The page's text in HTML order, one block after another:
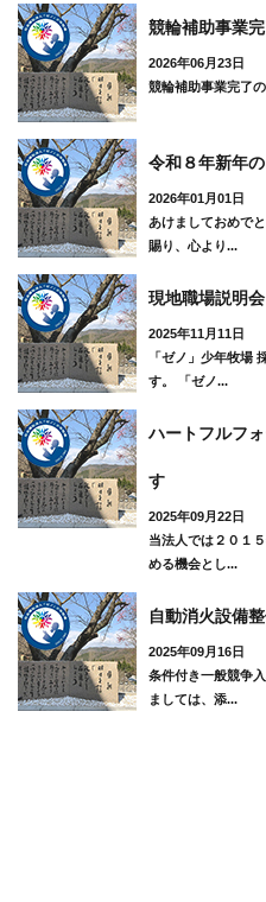
競輪補助事業
2026年06月23日
競輪補助事業完了
令和８年新年
2026年01月01日
あけましておめで
賜り、心より...
現地職場説明
2025年11月11日
「ゼノ」少年牧場
す。 「ゼノ...
ハートフルフ
す
2025年09月22日
当法人では２０１
める機会とし...
自動消火設備
2025年09月16日
条件付き一般競争
ましては、添...